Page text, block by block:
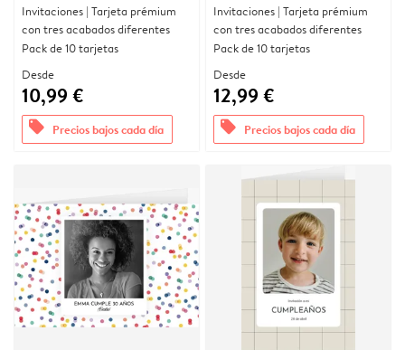
Invitaciones | Tarjeta prémium
con tres acabados diferentes
Pack de 10 tarjetas
Desde
10,99 €
offers Precios bajos cada día
Invitaciones | Tarjeta prémium
con tres acabados diferentes
Pack de 10 tarjetas
Desde
12,99 €
offers Precios bajos cada día